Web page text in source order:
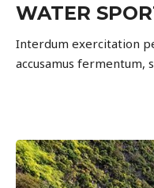
WATER
Interdum exercitation
accusamus fermentum,